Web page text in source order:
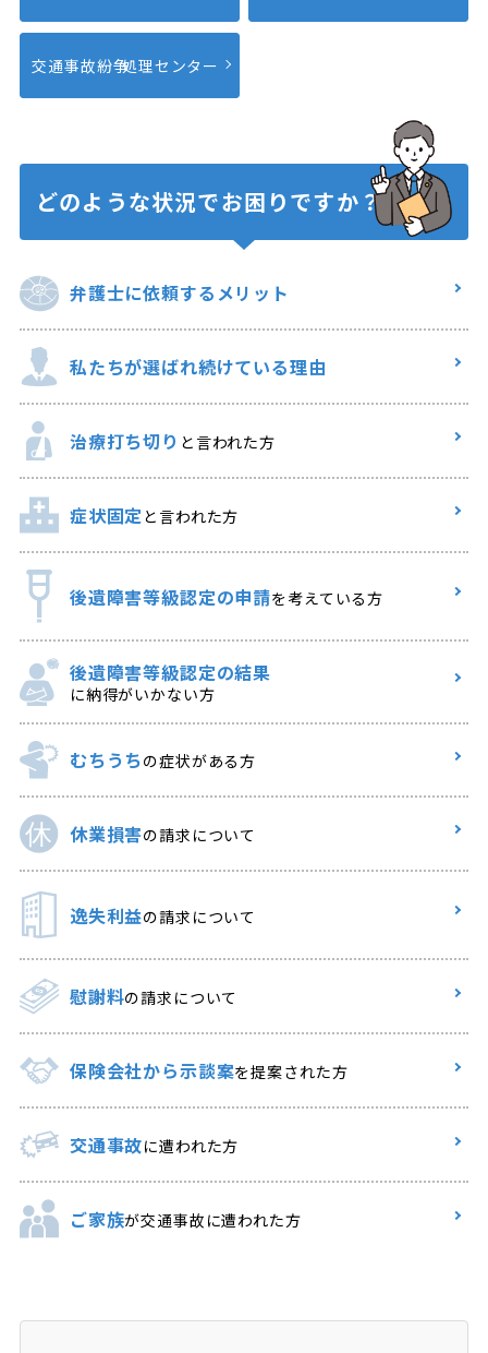
交通事故紛争処理センター
どのような状況でお困りですか？
弁護士に依頼するメリット
私たちが選ばれ続けている理由
治療打ち切り と言われた方
症状固定と言われた方
後遺障害等級認定の申請を考えている方
後遺障害等級認定の結果
に納得がいかない方
むちうちの症状がある方
休業損害の請求について
逸失利益の請求について
慰謝料の請求について
保険会社から示談案を提案された方
交通事故に遭われた方
ご家族が交通事故に遭われた方